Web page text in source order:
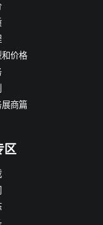
和价格
商篇
区